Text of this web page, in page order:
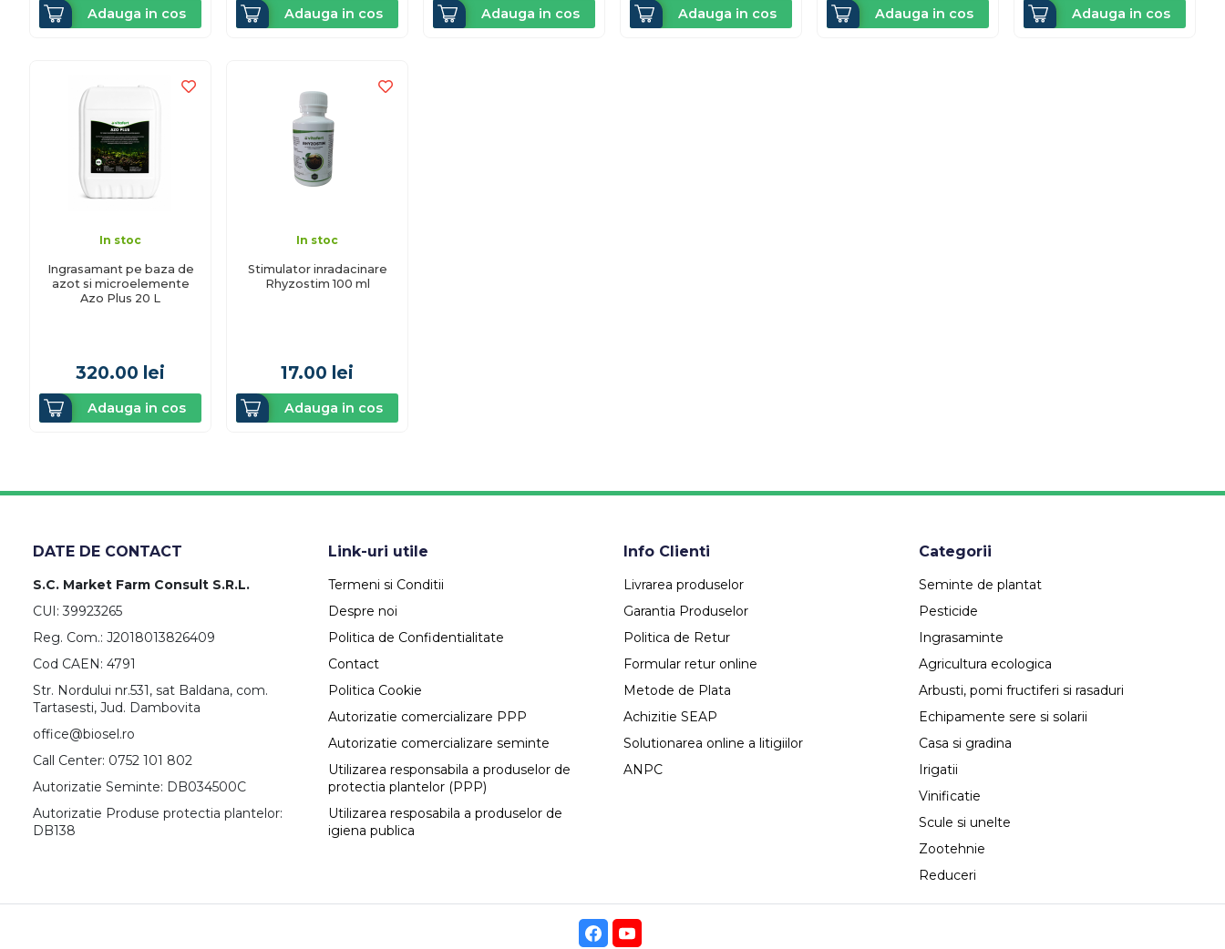
Adauga in cos Adauga in cos Adauga in cos Adauga in cos Adauga in cos Adauga in cos
In stoc
Ingrasamant pe baza de
azot si microelemente
Azo Plus 20 L
320.00 lei
Adauga in cos
In stoc
Stimulator inradacinare
Rhyzostim 100 ml
17.00 lei
Adauga in cos
DATE DE CONTACT
S.C. Market Farm Consult S.R.L.
CUI: 39923265
Reg. Com.: J2018013826409
Cod CAEN: 4791
Str. Nordului nr.531, sat Baldana, com.
Tartasesti, Jud. Dambovita
office@biosel.ro
Call Center: 0752 101 802
Autorizatie Seminte: DB034500C
Autorizatie Produse protectia plantelor:
DB138
Link-uri utile
Termeni si Conditii
Despre noi
Politica de Confidentialitate
Contact
Politica Cookie
Autorizatie comercializare PPP
Autorizatie comercializare seminte
Utilizarea responsabila a produselor de
protectia plantelor (PPP)
Utilizarea resposabila a produselor de
igiena publica
Info Clienti
Livrarea produselor
Garantia Produselor
Politica de Retur
Formular retur online
Metode de Plata
Achizitie SEAP
Solutionarea online a litigiilor
ANPC
Categorii
Seminte de plantat
Pesticide
Ingrasaminte
Agricultura ecologica
Arbusti, pomi fructiferi si rasaduri
Echipamente sere si solarii
Casa si gradina
Irigatii
Vinificatie
Scule si unelte
Zootehnie
Reduceri